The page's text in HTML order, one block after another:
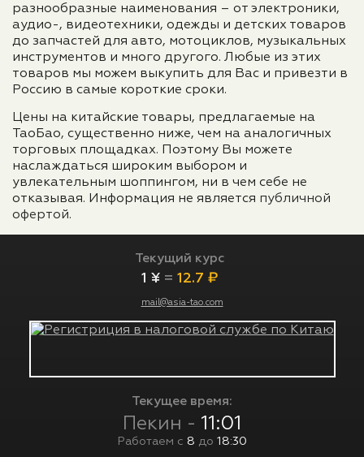
разнообразные наименования – от электроники,
аудио-, видеотехники, одежды и детских товаров
до запчастей для авто, мотоциклов, музыкальных
инструментов и много другого. Любые из этих
товаров мы можем выкупить для Вас и привезти в
Россию в самые короткие сроки.
Цены на китайские товары, предлагаемые на
ТаоБао, существенно ниже, чем на аналогичных
торговых площадках. Поэтому Вы можете
наслаждаться широким выбором и
увлекательным шоппингом, ни в чем себе не
отказывая. Информация не является публичной
офертой.
Текущий курс
1 ¥ = 12.7 ₽
mail@asia-tao.com
Текущее время:
Пекин - 11:01
Работаем с 8 до 18:30